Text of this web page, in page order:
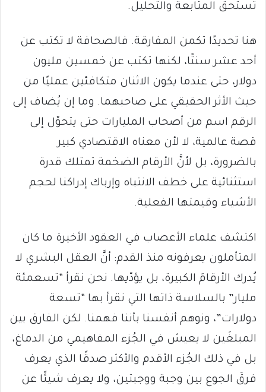
تستحق المتابعة والتحليل.
هنا تحديدًا تكمن المفارقة. فالصحافة لا تكتب عن
أحد عشر سنتًا، لكنها تكتب عن خمسين مليون
دولار، حتى عندما يكون الاثنان متكافئين عمليًا من
حيث الأثر الحقيقي على صاحبهما. وما إن يُضاف إلى
الرقم اسم من أصحاب المليارات حتى يتحوّل إلى
قصة عالمية، لا لأن معناه الاقتصادي كبير
بالضرورة، بل لأنَّ الأرقام الضخمة تمتلك قدرة
استثنائية على خطف الانتباه وإرباك إدراكنا لحجم
الأشياء وقيمتها الفعلية.
اكتشف علماء الأعصاب في العقود الأخيرة ما كان
المتأملون يعرفونه منذ القدم: أنَّ العقل البشري لا
يُدرك الأرقامَ الكبيرة، بل يؤدّيها. نحن نقرأ “تسعمئة
مليار” بالسلاسة ذاتها التي نقرأ بها “تسعة
دولارات”، ونوهم أنفسنا بأننا فهمنا. لكن الفارق بين
المبلغَين لا يعيش في الجُزء المفاهيمي من الدماغ،
بل في ذلك الجُزء الأقدم والأكثر صدقًا الذي يعرف
فرقَ الجوع بين وجبة ووجبتين، ولا يعرف شيئًا عن